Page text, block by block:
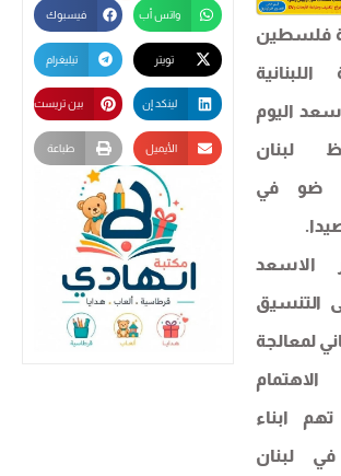
فلسطين
اليوم
لبنان
ضو في
لمعالجة
ابناء
لبنان
واتس أب فيسبوك
تيليغرام
لينكد إن بين تريست
الأيميل طباعة